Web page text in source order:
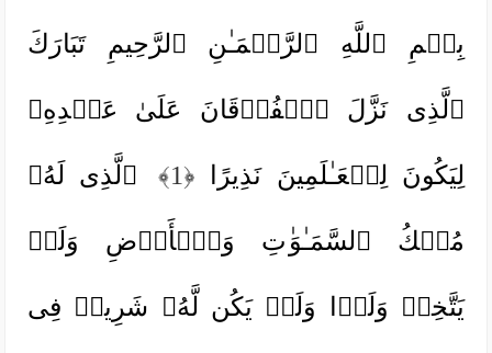
بِسۡمِ ٱللَّهِ ٱلرَّحۡمَـٰنِ ٱلرَّحِیمِ تَبَارَكَ
ٱلَّذِی نَزَّلَ ٱلۡفُرۡقَانَ عَلَىٰ عَبۡدِهِۦ
لِیَكُونَ لِلۡعَـٰلَمِینَ نَذِیرًا ﴿1﴾ ٱلَّذِی لَهُۥ
مُلۡكُ ٱلسَّمَـٰوَ ٰ⁠تِ وَٱلۡأَرۡضِ وَلَمۡ
یَتَّخِذۡ وَلَدࣰا وَلَمۡ یَكُن لَّهُۥ شَرِیكࣱ فِی